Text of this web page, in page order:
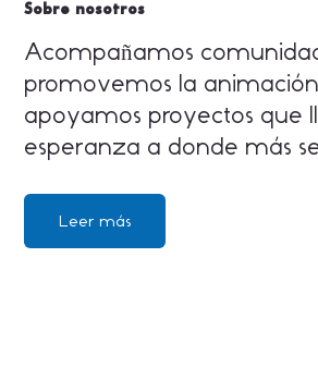
Sobre nosotros
Acompañamos
promovemos la
apoyamos proyectos que
esperanza a donde más
Leer más